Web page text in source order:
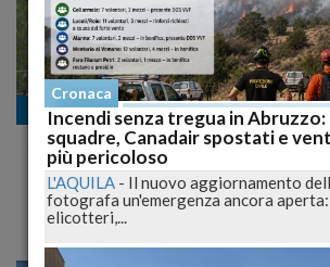
Cronaca
Se ne va Pasquale Corriere,
culturale e figura storica
Cronaca
Incendi senza tregua in
squadre, Canadair spostati e
più pericoloso
L'AQUILA - Il nuovo aggiornamento
fotografa un'emergenza ancora aperta:
elicotteri,...